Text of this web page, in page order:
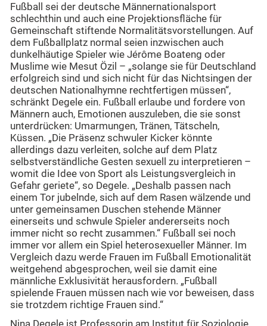
Fußball sei der deutsche Männernationalsport
schlechthin und auch eine Projektionsfläche für
Gemeinschaft stiftende Normalitätsvorstellungen. Auf
dem Fußballplatz normal seien inzwischen auch
dunkelhäutige Spieler wie Jérôme Boateng oder
Muslime wie Mesut Özil – „solange sie für Deutschland
erfolgreich sind und sich nicht für das Nichtsingen der
deutschen Nationalhymne rechtfertigen müssen“,
schränkt Degele ein. Fußball erlaube und fordere von
Männern auch, Emotionen auszuleben, die sie sonst
unterdrücken: Umarmungen, Tränen, Tätscheln,
Küssen. „Die Präsenz schwuler Kicker könnte
allerdings dazu verleiten, solche auf dem Platz
selbstverständliche Gesten sexuell zu interpretieren –
womit die Idee von Sport als Leistungsvergleich in
Gefahr geriete“, so Degele. „Deshalb passen nach
einem Tor jubelnde, sich auf dem Rasen wälzende und
unter gemeinsamen Duschen stehende Männer
einerseits und schwule Spieler andererseits noch
immer nicht so recht zusammen.“ Fußball sei noch
immer vor allem ein Spiel heterosexueller Männer. Im
Vergleich dazu werde Frauen im Fußball Emotionalität
weitgehend abgesprochen, weil sie damit eine
männliche Exklusivität herausfordern. „Fußball
spielende Frauen müssen nach wie vor beweisen, dass
sie trotzdem richtige Frauen sind.“